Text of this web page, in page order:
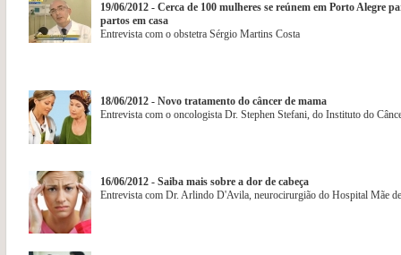
19/06/2012 - Cerca de 100 mulheres se reúnem em Porto Alegre
partos em casa
Entrevista com o obstetra Sérgio Martins Costa
18/06/2012 - Novo tratamento do câncer de mama
Entrevista com o oncologista Dr. Stephen Stefani, do Instituto do
16/06/2012 - Saiba mais sobre a dor de cabeça
Entrevista com Dr. Arlindo D'Avila, neurocirurgião do Hospital Mãe